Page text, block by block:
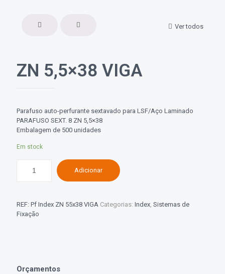
Ver todos
ZN 5,5×38 VIGA
Parafuso auto-perfurante sextavado para LSF/Aço Laminado
PARAFUSO SEXT. 8 ZN 5,5×38
Embalagem de 500 unidades
Em stock
Adicionar
REF: Pf Index ZN 55x38 VIGA Categorias: Index, Sistemas de
Fixação
Orçamentos